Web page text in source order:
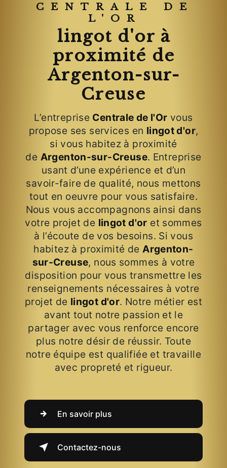
CENTRALE DE
L'OR
lingot d'or à
proximité de
Argenton-sur-
Creuse
L’entreprise Centrale de l'Or vous
propose ses services en lingot d'or,
si vous habitez à proximité
de Argenton-sur-Creuse. Entreprise
usant d’une expérience et d’un
savoir-faire de qualité, nous mettons
tout en oeuvre pour vous satisfaire.
Nous vous accompagnons ainsi dans
votre projet de lingot d'or et sommes
à l’écoute de vos besoins. Si vous
habitez à proximité deArgenton-
sur-Creuse, nous sommes à votre
disposition pour vous transmettre les
renseignements nécessaires à votre
projet de lingot d'or. Notre métier est
avant tout notre passion et le
partager avec vous renforce encore
plus notre désir de réussir. Toute
notre équipe est qualifiée et travaille
avec propreté et rigueur.
En savoir plus
Contactez-nous